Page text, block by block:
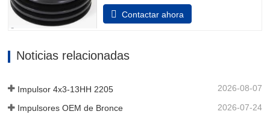
corrosivas. todos los elementos que
incluyen el adaptador y la unidad de
acero inoxidable para el dispositivo
para...
Contactar ahora
Noticias relacionadas
Impulsor 4x3-13HH 2205 2026-08-07
Impulsores OEM de Bronce 2026-07-24